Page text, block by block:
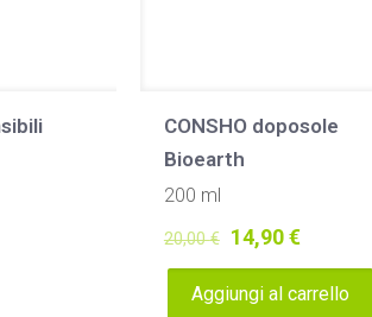
CONSHO doposole
Bioearth
200 ml
20,00€ Il
prezzo
originale
14,90€Il
prezzo
attuale
Aggiungi al carrello